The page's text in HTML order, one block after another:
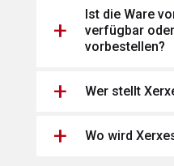
Ist die Ware
verfügbar
vorbestellen?
Wer stellt
Wo wird